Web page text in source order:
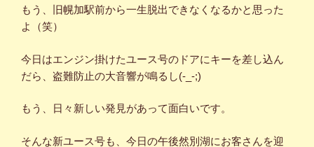
もう、旧幌加駅前から一生脱出できなくなるかと思った
よ（笑）
今日はエンジン掛けたユース号のドアにキーを差し込ん
だら、盗難防止の大音響が鳴るし(-_-;)
もう、日々新しい発見があって面白いです。
そんな新ユース号も、今日の午後然別湖にお客さんを迎